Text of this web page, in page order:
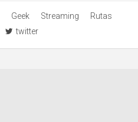
Geek Streaming
Rutas
twitter